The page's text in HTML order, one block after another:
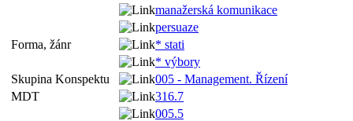
manažerská komunikace
persuaze
Forma, žánr
* stati
* výbory
Skupina Konspektu
005 - Management. Řízení
MDT
316.7
005.5